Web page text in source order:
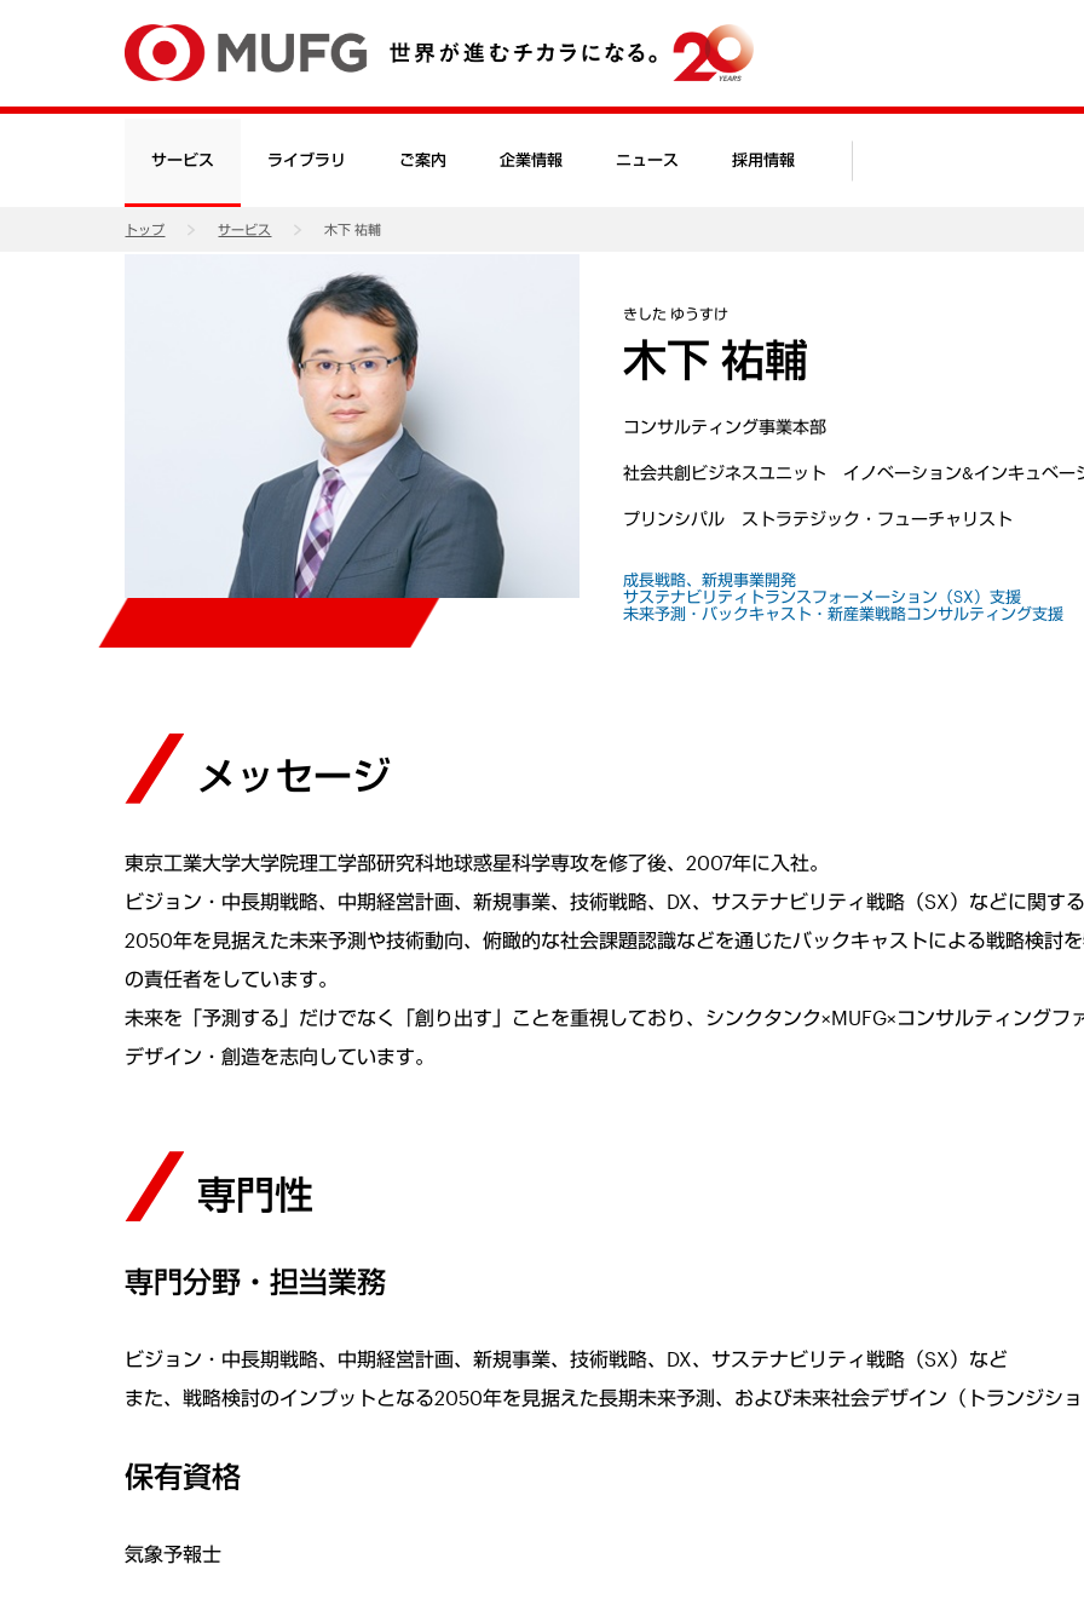
サービス ライブラリ ご案内 企業情報 ニュース 採用情報
トップ サービス 木下 祐輔
きした ゆうすけ
木下 祐輔
コンサルティング事業本部
社会共創ビジネスユニット イノベーション&インキュベー
プリンシパル ストラテジック・フューチャリスト
成長戦略、新規事業開発
サステナビリティトランスフォーメーション（SX）支援
未来予測・バックキャスト・新産業戦略コンサルティング支援
メッセージ
東京工業大学大学院理工学部研究科地球惑星科学専攻を修了後、2007年に入社。
ビジョン・中長期戦略、中期経営計画、新規事業、技術戦略、DX、サステナビリティ戦略（SX）などに関す
2050年を見据えた未来予測や技術動向、俯瞰的な社会課題認識などを通じたバックキャストによる戦略検討
の責任者をしています。
未来を「予測する」だけでなく「創り出す」ことを重視しており、シンクタンク×MUFG×コンサルティング
デザイン・創造を志向しています。
専門性
専門分野・担当業務
ビジョン・中長期戦略、中期経営計画、新規事業、技術戦略、DX、サステナビリティ戦略（SX）など
また、戦略検討のインプットとなる2050年を見据えた長期未来予測、および未来社会デザイン（トランジショ
保有資格
気象予報士